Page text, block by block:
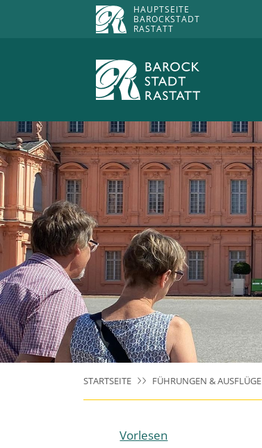
HAUPTSEITE
BAROCKSTADT
RASTATT
STARTSEITE FÜHRUNGEN & AUSFLÜGE
Vorlesen